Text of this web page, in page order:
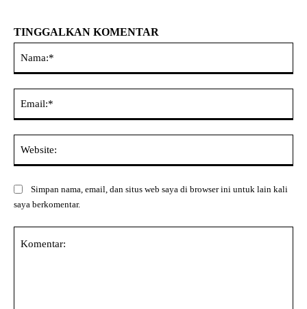
TINGGALKAN KOMENTAR
Simpan nama, email, dan situs web saya di browser ini untuk lain kali
saya berkomentar.